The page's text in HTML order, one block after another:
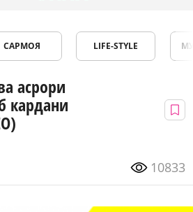
САРМОЯ LIFE-STYLE
асрори
кардани
10833